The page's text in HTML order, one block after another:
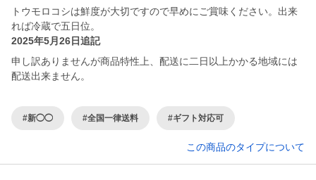
トウモロコシは鮮度が大切ですので早めにご賞味ください。出来
れば冷蔵で五日位。
2025年5月26日追記
申し訳ありませんが商品特性上、配送に二日以上かかる地域には
配送出来ません。
#新◯◯ #全国一律送料 #ギフト対応可
この商品のタイプについて